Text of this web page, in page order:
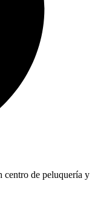
centro de peluquería y